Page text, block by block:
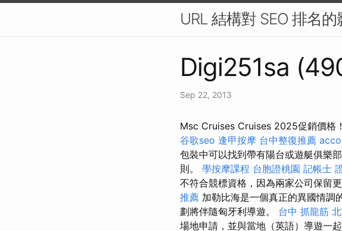
URL 結構對 SEO 排名
Digi251sa
Sep 22, 2013
Msc Cruises Cruises 2025促銷價格
谷歌seo 逢甲按摩 台中整復推薦
包裝中可以找到帶有陽台或遊艇俱樂
則。 學按摩課程 台胞證桃園 記帳士
不符合競標資格，因為兩家公司保留
推薦 加勒比海是一個真正的異國情調
劃將伴隨匈牙利導遊。 台中 抓龍筋
場地申請，並與當地（英語）導遊一起